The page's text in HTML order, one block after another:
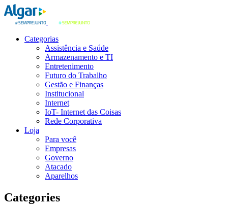
Categorias
Assistência e Saúde
Armazenamento e TI
Entretenimento
Futuro do Trabalho
Gestão e Finanças
Institucional
Internet
IoT- Internet das Coisas
Rede Corporativa
Loja
Para você
Empresas
Governo
Atacado
Aparelhos
Categories